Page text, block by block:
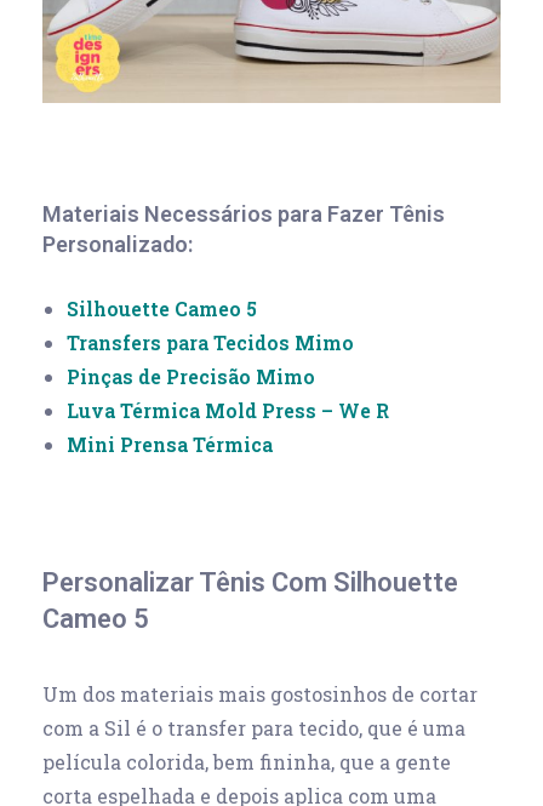
Materiais Necessários para Fazer Tênis
Personalizado:
Silhouette Cameo 5
Transfers para Tecidos Mimo
Pinças de Precisão Mimo
Luva Térmica Mold Press – We R
Mini Prensa Térmica
Personalizar Tênis Com Silhouette
Cameo 5
Um dos materiais mais gostosinhos de cortar
com a Sil é o transfer para tecido, que é uma
película colorida, bem fininha, que a gente
corta espelhada e depois aplica com uma